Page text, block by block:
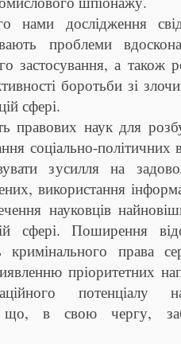
нами дослідження
проблеми
застосування, а також
боротьби зі
сфері.
правових наук для
соціально-
зусилля на
використання
науковців
сфері. Поширення
кримінального права
пріоритетних
потенціалу
що, в свою чергу,